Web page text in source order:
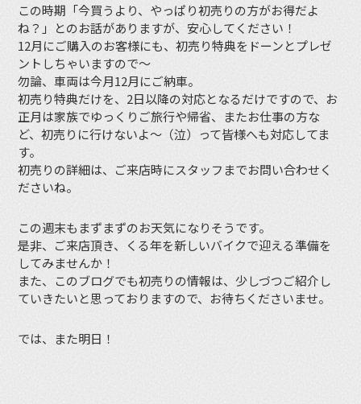
この時期「今買うより、やっぱり初売りの方がお得だよ
ね？」とのお話がありますが、安心してください！
12月にご購入のお客様にも、初売り特典をドーンとプレゼ
ントしちゃいますので〜
勿論、車両は今月12月にご納車。
初売り特典だけを、2日以降の対応となるだけですので、お
正月は家族でゆっくりご旅行や帰省、またお仕事の方な
ど、初売りに行けないよ〜（泣）って皆様へも対応してま
す。
初売りの詳細は、ご来店時にスタッフまでお問い合わせく
ださいね。
この週末もまずまずのお天気になりそうです。
是非、ご来店頂き、くる年を新しいバイクで迎える準備を
してみませんか！
また、このブログでも初売りの情報は、少しづつご紹介し
ていきたいと思っておりますので、お待ちくださいませ。
では、また明日！